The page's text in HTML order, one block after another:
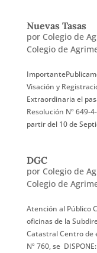
Nuevas Tasas
por Colegio de
Colegio de
Visación y
Extraordinaria el
Resolución Nº 649-
partir del 10 de
DGC
por Colegio de
Colegio de
Atención al Público
oficinas de la
Catastral Centro de
Nº 760, se